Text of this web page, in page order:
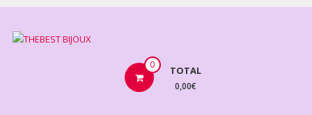
Aller
contenu
BIJOUX
0 TOTAL
0,00€